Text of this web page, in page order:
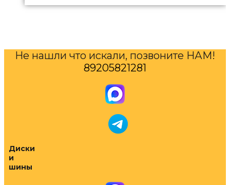
Не нашли что искали, позвоните НАМ!
89205821281
Диски
и
шины